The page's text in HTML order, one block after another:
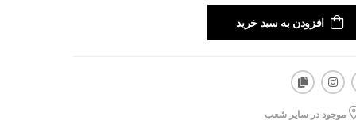
افزودن به سبد خرید
موجود در سایر شعب